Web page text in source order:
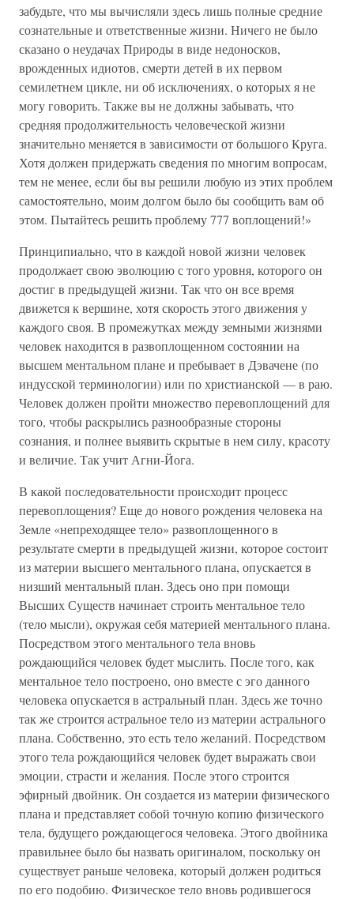
забудьте, что мы вычисляли здесь лишь полные средние
сознательные и ответственные жизни. Ничего не было
сказано о неудачах Природы в виде недоносков,
врожденных идиотов, смерти детей в их первом
семилетнем цикле, ни об исключениях, о которых я не
могу говорить. Также вы не должны забывать, что
средняя продолжительность человеческой жизни
значительно меняется в зависимости от большого Круга.
Хотя должен придержать сведения по многим вопросам,
тем не менее, если бы вы решили любую из этих проблем
самостоятельно, моим долгом было бы сообщить вам об
этом. Пытайтесь решить проблему 777 воплощений!»
Принципиально, что в каждой новой жизни человек
продолжает свою эволюцию с того уровня, которого он
достиг в предыдущей жизни. Так что он все время
движется к вершине, хотя скорость этого движения у
каждого своя. В промежутках между земными жизнями
человек находится в развоплощенном состоянии на
высшем ментальном плане и пребывает в Дэвачене (по
индусской терминологии) или по христианской — в раю.
Человек должен пройти множество перевоплощений для
того, чтобы раскрылись разнообразные стороны
сознания, и полнее выявить скрытые в нем силу, красоту
и величие. Так учит Агни-Йога.
В какой последовательности происходит процесс
перевоплощения? Еще до нового рождения человека на
Земле «непреходящее тело» развоплощенного в
результате смерти в предыдущей жизни, которое состоит
из материи высшего ментального плана, опускается в
низший ментальный план. Здесь оно при помощи
Высших Существ начинает строить ментальное тело
(тело мысли), окружая себя материей ментального плана.
Посредством этого ментального тела вновь
рождающийся человек будет мыслить. После того, как
ментальное тело построено, оно вместе с эго данного
человека опускается в астральный план. Здесь же точно
так же строится астральное тело из материи астрального
плана. Собственно, это есть тело желаний. Посредством
этого тела рождающийся человек будет выражать свои
эмоции, страсти и желания. После этого строится
эфирный двойник. Он создается из материи физического
плана и представляет собой точную копию физического
тела, будущего рождающегося человека. Этого двойника
правильнее было бы назвать оригиналом, поскольку он
существует раньше человека, который должен родиться
по его подобию. Физическое тело вновь родившегося